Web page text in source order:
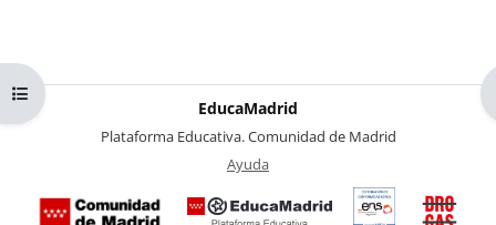
Abrir índice del curso
EducaMadrid
Plataforma Educativa. Comunidad de Madrid
Ayuda
Certificación
de
conformidad